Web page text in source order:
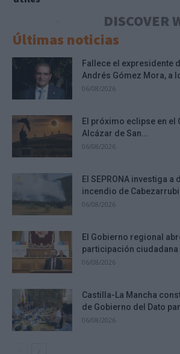
DISCOVER
Últimas noticias
Fallece el expresidente
Andrés Gómez Mora, a
06/08/2026
El próximo eclipse en el
Alcázar de San...
06/08/2026
El SEPRONA investiga
incendio de
06/08/2026
El Gobierno regional
participación ciudadana
06/08/2026
Castilla-La Mancha
de Gobierno del Dato
06/08/2026